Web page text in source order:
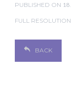
PUBLISHED ON
FULL
BACK